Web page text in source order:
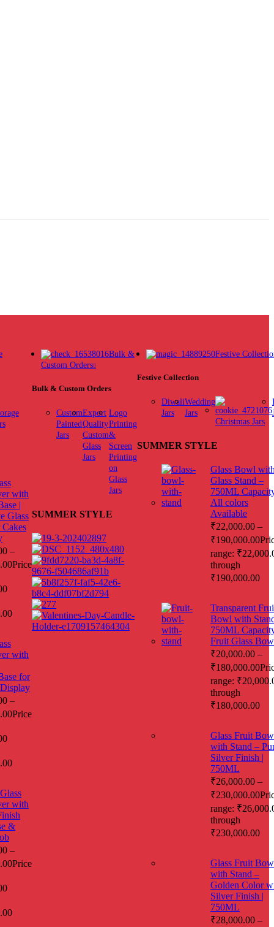
with
|
Glass
–
Price
with
for
–
Price
with
&
–
Price
Bulk &
Custom Orders
Bulk & Custom Orders
Custom
Painted
Jars
Export
Quality
Custom
Glass
Jars
Logo
Printing
&
Screen
Printing
on
Glass
Jars
SUMMER STYLE
Festive
Festive Collection
Diwali
Jars
Wedding
Jars
Christmas Jars
SUMMER STYLE
Glass Bowl
Glass Stand –
750ML
All colors
Available
₹22,000.00 –
₹190,000.00
range:
through
₹190,000.00
Transparent
Bowl with
750ML
Fruit Glass
₹20,000.00 –
₹180,000.00
range:
through
₹180,000.00
Glass Fruit
with Stand –
Silver Finish |
750ML
₹26,000.00 –
₹230,000.00
range:
through
₹230,000.00
Glass Fruit
with Stand –
Golden Color
Silver Finish |
750ML
₹28,000.00 –